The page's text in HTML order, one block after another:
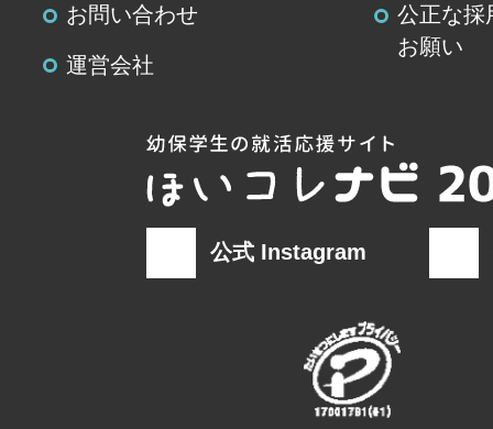
お問い合わせ
公正な採
お願い
運営会社
公式 Instagram